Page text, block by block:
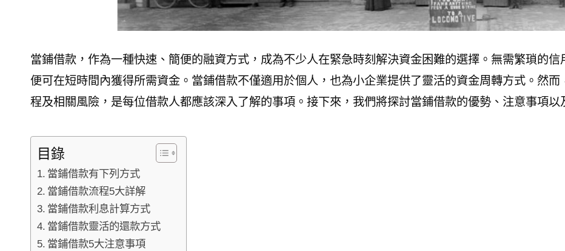
當鋪借款，作為一種快速、簡便的融資方式，成為不少人在緊急時刻解決資金困難的選擇。無需繁瑣的
便可在短時間內獲得所需資金。當鋪借款不僅適用於個人，也為小企業提供了靈活的資金周轉方式。然
程及相關風險，是每位借款人都應該深入了解的事項。接下來，我們將探討當鋪借款的優勢、注意事項以
目錄
當鋪借款有下列方式
當鋪借款流程5大詳解
當鋪借款利息計算方式
當鋪借款靈活的還款方式
當鋪借款5大注意事項